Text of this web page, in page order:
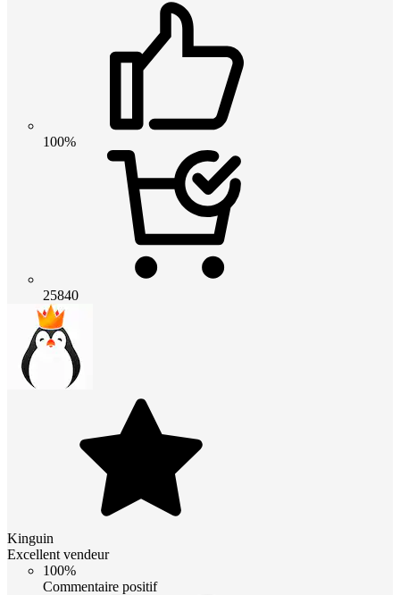
100%
25840
Kinguin
Excellent vendeur
100%
Commentaire positif